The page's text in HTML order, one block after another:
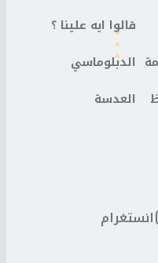
قالوا ايه علينا ؟
الدبلوماسي
العدسة
انستغرام